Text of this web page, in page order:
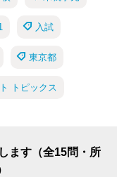
入試
東京都
トピックス
ます（全15問・所